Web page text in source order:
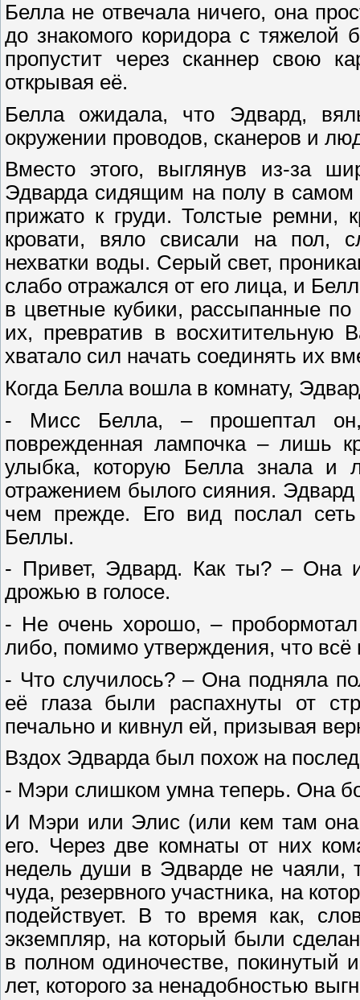
Белла не отвечала ничего, она
до знакомого коридора с
пропустит через сканнер свою
открывая её.
Белла ожидала, что Эдвард,
окружении проводов, сканеров и
Вместо этого, выглянув из-за
Эдварда сидящим на полу в самом
прижато к груди. Толстые ремни,
кровати, вяло свисали на пол,
нехватки воды. Серый свет,
слабо отражался от его лица, и
в цветные кубики, рассыпанные
их, превратив в
хватало сил начать соединять их
Когда Белла вошла в комнату,
- Мисс Белла, – прошептал
поврежденная лампочка – лишь
улыбка, которую Белла знала
отражением былого сияния.
чем прежде. Его вид послал
Беллы.
- Привет, Эдвард. Как ты? – Она
дрожью в голосе.
- Не очень хорошо, –
либо, помимо утверждения, что всё
- Что случилось? – Она подняла
её глаза были распахнуты от
печально и кивнул ей, призывая
Вздох Эдварда был похож на
- Мэри слишком умна теперь. Она
И Мэри или Элис (или кем там она
его. Через две комнаты от них
недель души в Эдварде не чаяли,
чуда, резервного участника, на
подействует. В то время как,
экземпляр, на который были
в полном одиночестве,
лет, которого за ненадобностью